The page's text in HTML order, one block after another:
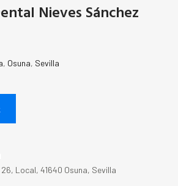
Nieves Sánchez
, Osuna, Sevilla
Local, 41640 Osuna, Sevilla